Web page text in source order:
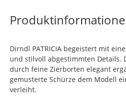
Dirndl PATRICIA begeistert mit
und stilvoll abgestimmten Details.
durch feine Zierborten elegant
gemusterte Schürze dem Modell
verleiht.